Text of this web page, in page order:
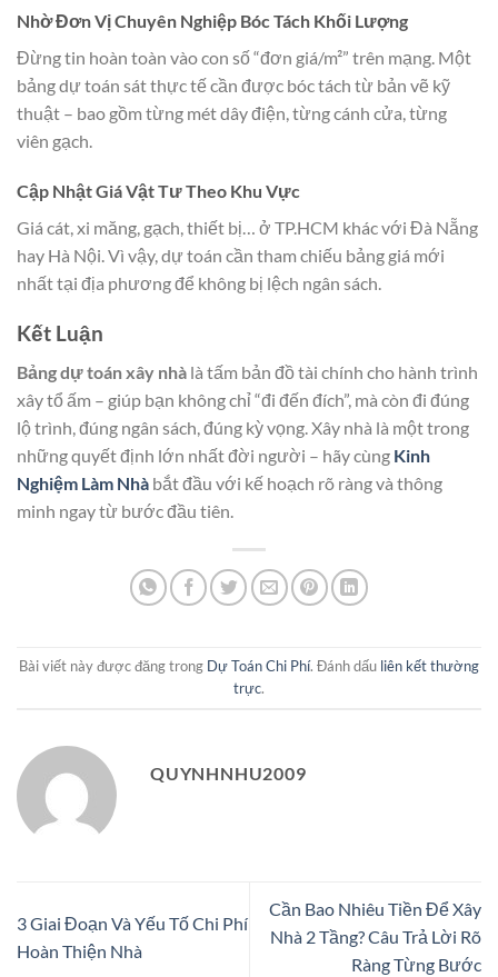
Nhờ Đơn Vị Chuyên Nghiệp Bóc Tách Khối Lượng
Đừng tin hoàn toàn vào con số “đơn giá/m²” trên mạng. Một
bảng dự toán sát thực tế cần được bóc tách từ bản vẽ kỹ
thuật – bao gồm từng mét dây điện, từng cánh cửa, từng
viên gạch.
Cập Nhật Giá Vật Tư Theo Khu Vực
Giá cát, xi măng, gạch, thiết bị… ở TP.HCM khác với Đà Nẵng
hay Hà Nội. Vì vậy, dự toán cần tham chiếu bảng giá mới
nhất tại địa phương để không bị lệch ngân sách.
Kết Luận
Bảng dự toán xây nhà là tấm bản đồ tài chính cho hành trình
xây tổ ấm – giúp bạn không chỉ “đi đến đích”, mà còn đi đúng
lộ trình, đúng ngân sách, đúng kỳ vọng. Xây nhà là một trong
những quyết định lớn nhất đời người – hãy cùng Kinh
Nghiệm Làm Nhà bắt đầu với kế hoạch rõ ràng và thông
minh ngay từ bước đầu tiên.
Bài viết này được đăng trong Dự Toán Chi Phí. Đánh dấu liên kết thường
trực.
QUYNHNHU2009
3 Giai Đoạn Và Yếu Tố Chi Phí
Hoàn Thiện Nhà
Cần Bao Nhiêu Tiền Để Xây
Nhà 2 Tầng? Câu Trả Lời Rõ
Ràng Từng Bước